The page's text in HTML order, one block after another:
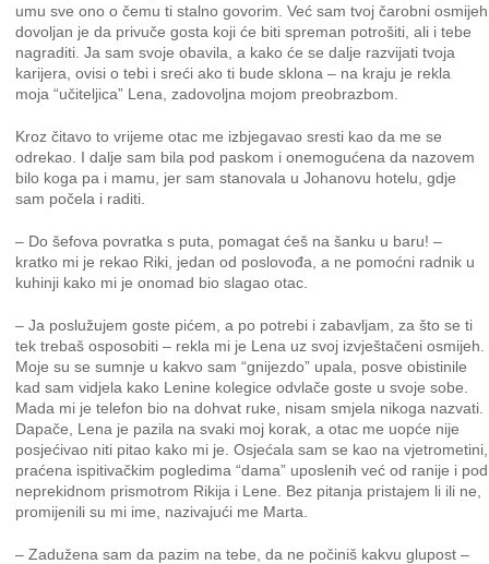
umu sve ono o čemu ti stalno govorim. Već sam tvoj čarobni osmijeh
dovoljan je da privuče gosta koji će biti spreman potrošiti, ali i tebe
nagraditi. Ja sam svoje obavila, a kako će se dalje razvijati tvoja
karijera, ovisi o tebi i sreći ako ti bude sklona – na kraju je rekla
moja “učiteljica” Lena, zadovoljna mojom preobrazbom.
Kroz čitavo to vrijeme otac me izbjegavao sresti kao da me se
odrekao. I dalje sam bila pod paskom i onemogućena da nazovem
bilo koga pa i mamu, jer sam stanovala u Johanovu hotelu, gdje
sam počela i raditi.
– Do šefova povratka s puta, pomagat ćeš na šanku u baru! –
kratko mi je rekao Riki, jedan od poslovođa, a ne pomoćni radnik u
kuhinji kako mi je onomad bio slagao otac.
– Ja poslužujem goste pićem, a po potrebi i zabavljam, za što se ti
tek trebaš osposobiti – rekla mi je Lena uz svoj izvještačeni osmijeh.
Moje su se sumnje u kakvo sam “gnijezdo” upala, posve obistinile
kad sam vidjela kako Lenine kolegice odvlače goste u svoje sobe.
Mada mi je telefon bio na dohvat ruke, nisam smjela nikoga nazvati.
Dapače, Lena je pazila na svaki moj korak, a otac me uopće nije
posjećivao niti pitao kako mi je. Osjećala sam se kao na vjetrometini,
praćena ispitivačkim pogledima “dama” uposlenih već od ranije i pod
neprekidnom prismotrom Rikija i Lene. Bez pitanja pristajem li ili ne,
promijenili su mi ime, nazivajući me Marta.
– Zadužena sam da pazim na tebe, da ne počiniš kakvu glupost –